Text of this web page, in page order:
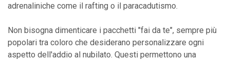
adrenaliniche come il rafting o il paracadutismo.
Non bisogna dimenticare i pacchetti "fai da te", sempre più
popolari tra coloro che desiderano personalizzare ogni
aspetto dell'addio al nubilato. Questi permettono una